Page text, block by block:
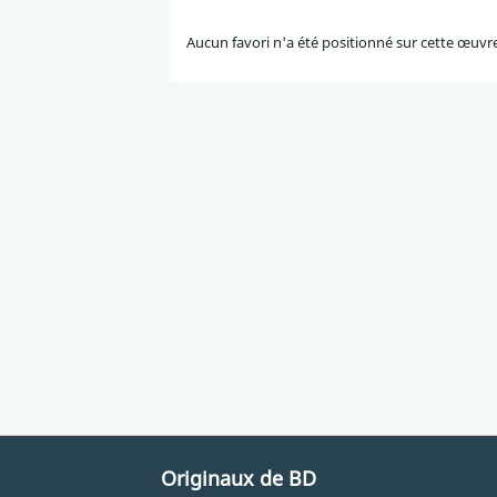
Aucun favori n'a été positionné sur cette
Originaux de BD